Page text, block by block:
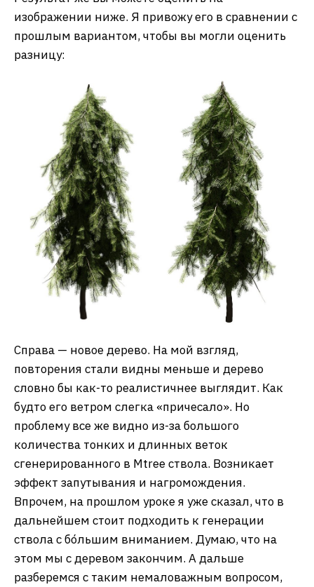
изображении ниже. Я привожу его в сравнении с
прошлым вариантом, чтобы вы могли оценить
разницу:
Справа — новое дерево. На мой взгляд,
повторения стали видны меньше и дерево
словно бы как-то реалистичнее выглядит. Как
будто его ветром слегка «причесало». Но
проблему все же видно из-за большого
количества тонких и длинных веток
сгенерированного в Mtree ствола. Возникает
эффект запутывания и нагромождения.
Впрочем, на прошлом уроке я уже сказал, что в
дальнейшем стоит подходить к генерации
ствола с бо́льшим вниманием. Думаю, что на
этом мы с деревом закончим. А дальше
разберемся с таким немаловажным вопросом,